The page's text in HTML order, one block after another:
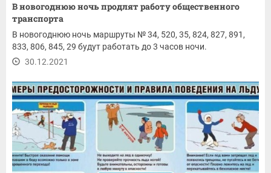
В новогоднюю ночь продлят работу общественного
транспорта
В новогоднюю ночь маршруты № 34, 520, 35, 824, 827, 891,
833, 806, 845, 29 будут работать до 3 часов ночи.
30.12.2021